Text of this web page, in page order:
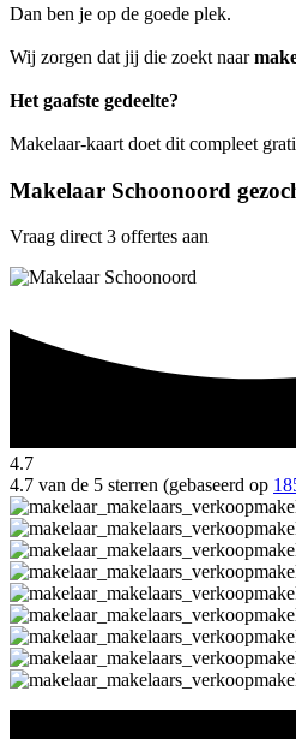
Dan ben je op de goede plek.
Wij zorgen dat jij die zoekt naar
Het gaafste gedeelte?
Makelaar-kaart doet dit compleet
Makelaar Schoonoord
Vraag direct 3 offertes aan
4.7
4.7 van de 5 sterren (gebaseerd op